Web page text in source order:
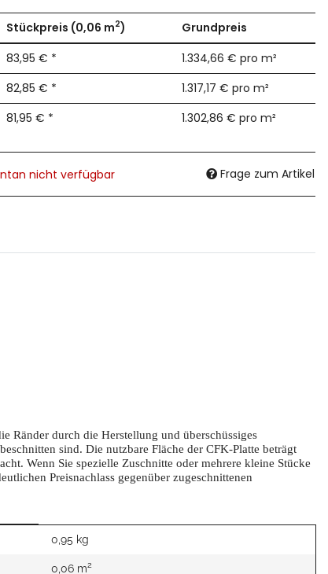
Stückpreis (0,06 m2)
Grundpreis
83,95 € *
1.334,66 € pro m²
82,85 € *
1.317,17 € pro m²
81,95 € * 1.302,86 € pro m²
nicht verfügbar Frage zum Artikel
Ränder durch die Herstellung und überschüssiges
sind. Die nutzbare Fläche der CFK-Platte beträgt
Wenn Sie spezielle Zuschnitte oder mehrere kleine Stücke
Preisnachlass gegenüber zugeschnittenen
0,95 kg
0,06 m2